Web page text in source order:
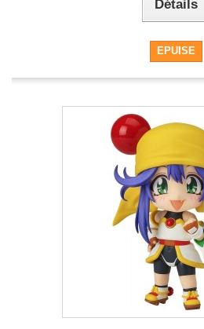
Détails
EPUISE